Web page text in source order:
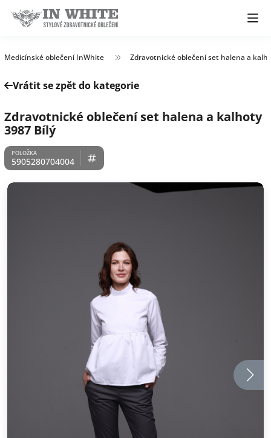
Medicínské oblečení InWhite Zdravotnické oblečení set halena a
Vrátit se zpět do kategorie
Zdravotnické oblečení set halena a kalhoty
3987 Bílý
5905280704004